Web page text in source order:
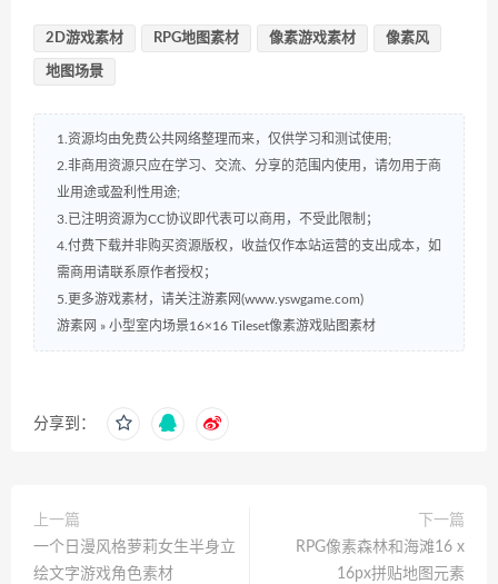
2D游戏素材 RPG地图素材 像素游戏素材 像素风
地图场景
1.资源均由免费公共网络整理而来，仅供学习和测试使用;
2.非商用资源只应在学习、交流、分享的范围内使用，请勿用于商
业用途或盈利性用途;
3.已注明资源为CC协议即代表可以商用，不受此限制；
4.付费下载并非购买资源版权，收益仅作本站运营的支出成本，如
需商用请联系原作者授权；
5.更多游戏素材，请关注游素网(www.yswgame.com)
游素网 » 小型室内场景16×16 Tileset像素游戏贴图素材
分享到：
上一篇
一个日漫风格萝莉女生半身立
绘文字游戏角色素材
下一篇
RPG像素森林和海滩16 x
16px拼贴地图元素